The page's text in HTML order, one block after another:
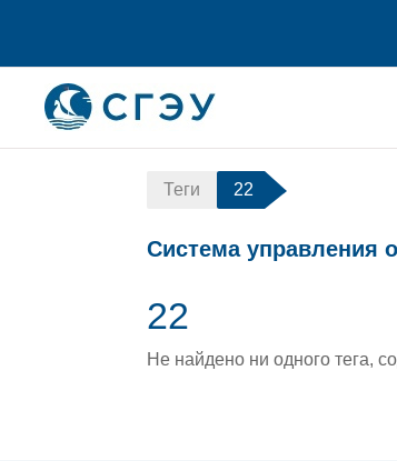
Теги 22
Система управления
22
Не найдено ни одного тега,